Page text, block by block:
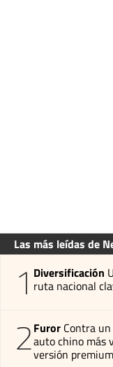
Las más leídas de
1 Diversificación
ruta nacional
2Furor Contra
auto chino más
versión premium